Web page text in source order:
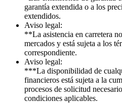
garantía extendida o a los
extendidos.
Aviso legal:
**La asistencia en carretera
mercados y está sujeta a los
correspondiente.
Aviso legal:
***La disponibilidad de
financieros está sujeta a la
procesos de solicitud
condiciones aplicables.